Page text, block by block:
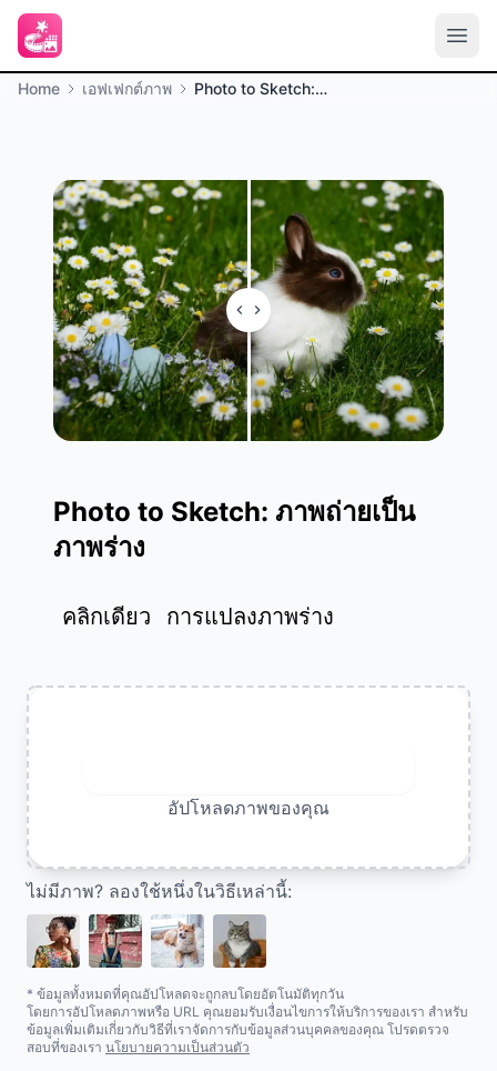
Home เอฟเฟกต์ภาพ Photo to Sketch: ภาพถ่ายเป็นภาพร่าง
Photo to Sketch: ภาพถ่ายเป็น
ภาพร่าง
คลิกเดียว การแปลงภาพร่าง
อัปโหลดภาพของคุณ
ไม่มีภาพ? ลองใช้หนึ่งในวิธีเหล่านี้:
* ข้อมูลทั้งหมดที่คุณอัปโหลดจะถูกลบโดยอัตโนมัติทุกวัน
โดยการอัปโหลดภาพหรือ URL คุณยอมรับเงื่อนไขการให้บริการของเรา สำหรับ
ข้อมูลเพิ่มเติมเกี่ยวกับวิธีที่เราจัดการกับข้อมูลส่วนบุคคลของคุณ โปรดตรวจ
สอบที่ของเรา นโยบายความเป็นส่วนตัว